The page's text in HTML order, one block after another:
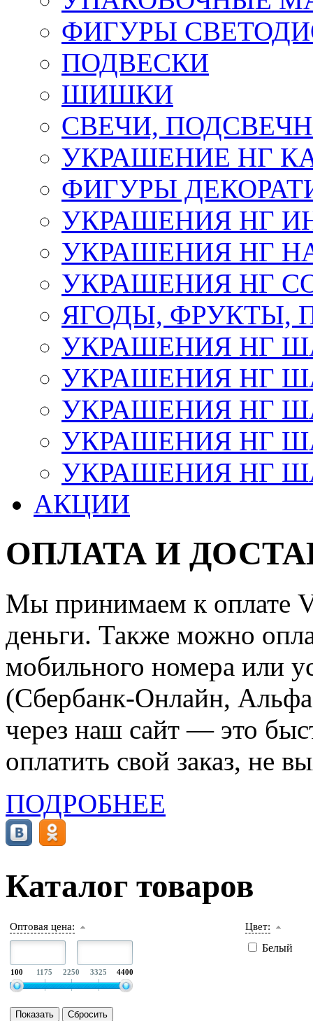
ФИГУРЫ
ПОДВЕСКИ
ШИШКИ
СВЕЧИ,
УКРАШЕНИЕ НГ
ФИГУРЫ
УКРАШЕНИЯ НГ
УКРАШЕНИЯ НГ
УКРАШЕНИЯ НГ
ЯГОДЫ, ФРУКТЫ,
УКРАШЕНИЯ НГ
УКРАШЕНИЯ НГ
УКРАШЕНИЯ НГ
УКРАШЕНИЯ НГ
УКРАШЕНИЯ НГ
АКЦИИ
ОПЛАТА И
Мы принимаем к оплате
деньги. Также можно
мобильного номера или
(Сбербанк-Онлайн,
через наш сайт — это
оплатить свой заказ, не
ПОДРОБНЕЕ
Каталог товаров
Оптовая цена:
100 1175 2250 3325 4400
Цвет:
Белый